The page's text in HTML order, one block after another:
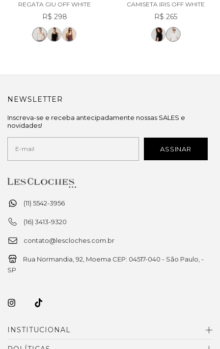
REGATA GIU OFF WHITE
R$ 298
CAMISETA IRIS OFF WHITE
R$ 265
(11) 5542-3956
(16) 3413-9320
contato@lescloches.com.br
Rua Normandia, 92, Moema CEP: 04517-040 - São Paulo, -
SP
INSTITUCIONAL
NEWSLETTER
Inscreva-se e receba antecipadamente nossas SALES e
novidades!